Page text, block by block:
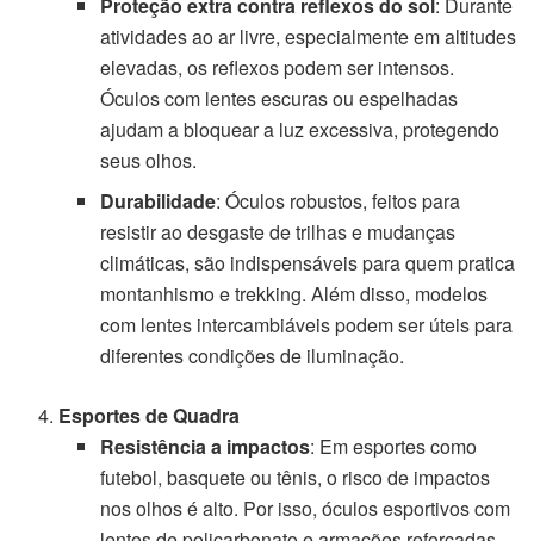
Proteção extra contra reflexos do sol: Durante
atividades ao ar livre, especialmente em altitudes
elevadas, os reflexos podem ser intensos.
Óculos com lentes escuras ou espelhadas
ajudam a bloquear a luz excessiva, protegendo
seus olhos.
Durabilidade: Óculos robustos, feitos para
resistir ao desgaste de trilhas e mudanças
climáticas, são indispensáveis para quem pratica
montanhismo e trekking. Além disso, modelos
com lentes intercambiáveis podem ser úteis para
diferentes condições de iluminação.
Esportes de Quadra
Resistência a impactos: Em esportes como
futebol, basquete ou tênis, o risco de impactos
nos olhos é alto. Por isso, óculos esportivos com